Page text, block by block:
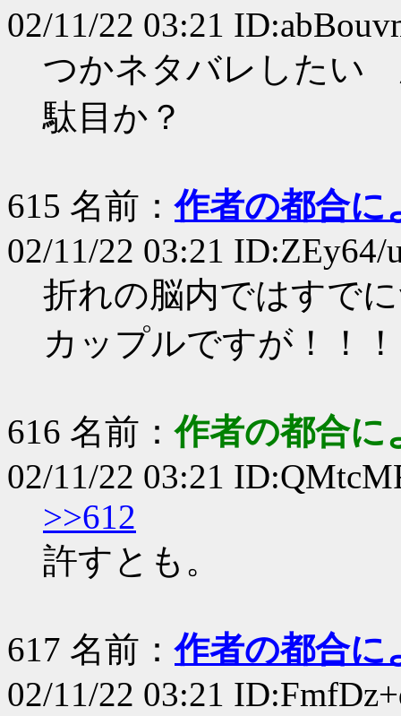
02/11/22 03:21
つかネタバレしたい
駄目か？
615 名前：作者の都合に
02/11/22 03:21 ID:ZEy64/
折れの脳内ではすで
カップルですが！！！
616 名前：作者の都合に
02/11/22 03:21
>>612
許すとも。
617 名前：作者の都合に
02/11/22 03:21